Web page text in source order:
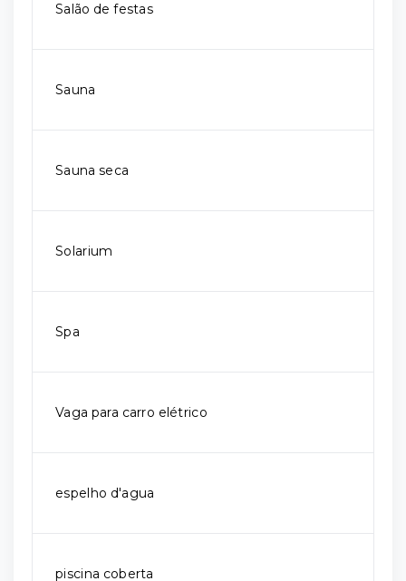
Salão de festas
Sauna
Sauna seca
Solarium
Spa
Vaga para carro elétrico
espelho d'agua
piscina coberta